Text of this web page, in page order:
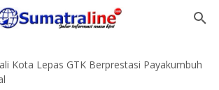
Kota Lepas GTK Berprestasi Payakumbuh